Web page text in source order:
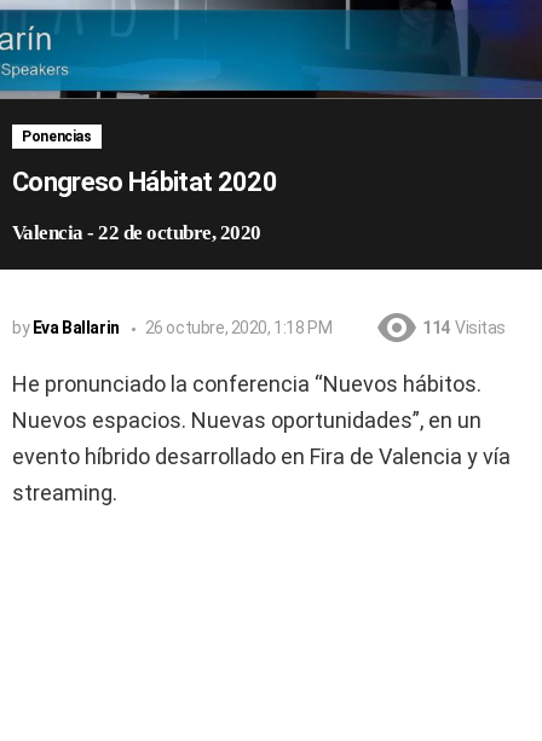
Ponencias
Congreso Hábitat 2020
Valencia-22 de octubre, 2020
by Eva Ballarin 26 octubre, 2020, 1:18 PM 114 Visitas
He pronunciado la conferencia “Nuevos hábitos.
Nuevos espacios. Nuevas oportunidades”, en un
evento híbrido desarrollado en Fira de Valencia y vía
streaming.